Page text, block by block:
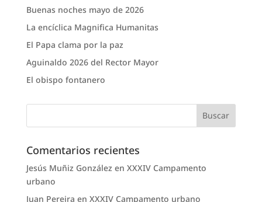
Buenas noches mayo de 2026
La encíclica Magnifica Humanitas
El Papa clama por la paz
Aguinaldo 2026 del Rector Mayor
El obispo fontanero
Comentarios recientes
Jesús Muñiz González en XXXIV Campamento
urbano
Juan Pereira en XXXIV Campamento urbano